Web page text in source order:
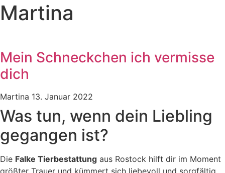
Martina
Mein Schneckchen ich vermisse
dich
Martina 13. Januar 2022
Was tun, wenn dein Liebling
gegangen ist?
Die Falke Tierbestattung aus Rostock hilft dir im Moment
größter Trauer und kümmert sich liebevoll und sorgfältig